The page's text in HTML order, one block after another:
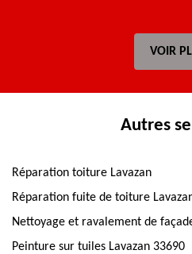
VOIR
Autres
Réparation toiture Lavazan
Réparation fuite de toiture
Nettoyage et ravalement de
Peinture sur tuiles Lavazan 33690